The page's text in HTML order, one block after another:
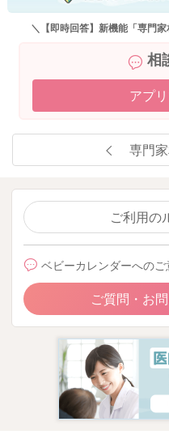
＼【即時回答】新機能「専門
相
アプ
専門
ご利用の
ベビーカレンダーへの
ご質問・お